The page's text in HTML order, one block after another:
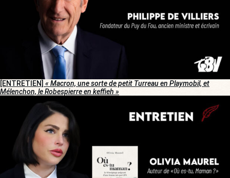
[ENTRETIEN] « Macron, une sorte de petit Turreau en Playmobil, et
Mélenchon, le Robespierre en keffieh »